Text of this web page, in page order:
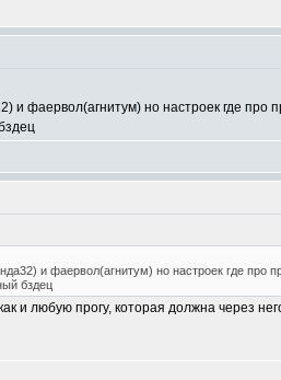
и фаервол(агнитум) но настроек где про
и фаервол(агнитум) но настроек где про
бздец
и любую прогу, которая должна через